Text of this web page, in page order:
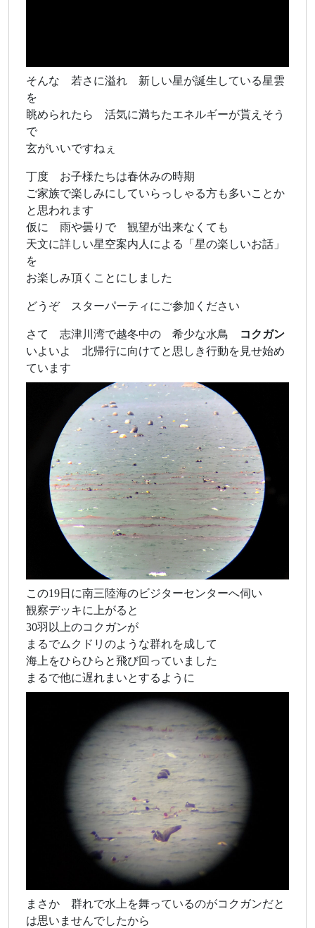
そんな 若さに溢れ 新しい星が誕生している星雲
を
眺められたら 活気に満ちたエネルギーが貰えそう
で
玄がいいですねぇ
丁度 お子様たちは春休みの時期
ご家族で楽しみにしていらっしゃる方も多いことか
と思われます
仮に 雨や曇りで 観望が出来なくても
天文に詳しい星空案内人による「星の楽しいお話」
を
お楽しみ頂くことにしました
どうぞ スターパーティにご参加ください
さて 志津川湾で越冬中の 希少な水鳥
コクガン
いよいよ 北帰行に向けてと思しき行動を見せ始め
ています
この19日に南三陸海のビジターセンターへ伺い
観察デッキに上がると
30羽以上のコクガンが
まるでムクドリのような群れを成して
海上をひらひらと飛び回っていました
まるで他に遅れまいとするように
まさか 群れで水上を舞っているのがコクガンだと
は思いませんでしたから